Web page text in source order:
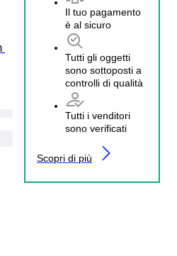
Il tuo pagamento
è al sicuro
Tutti gli oggetti
sono sottoposti a
controlli di qualità
Tutti i venditori
sono verificati
Scopri di più